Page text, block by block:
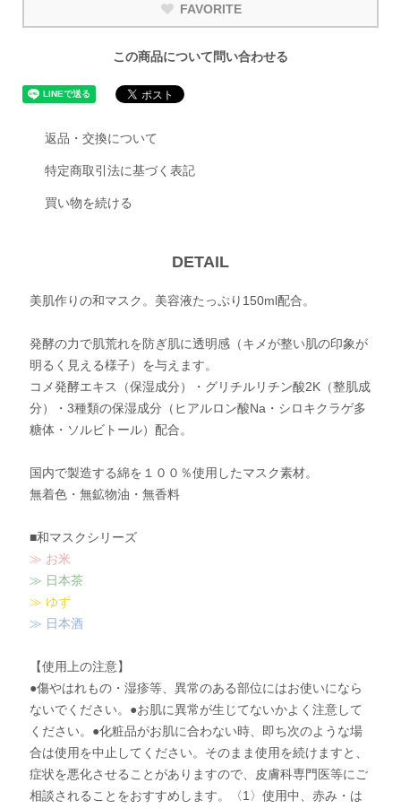
FAVORITE
この商品について問い合わせる
返品・交換について
特定商取引法に基づく表記
買い物を続ける
DETAIL
美肌作りの和マスク。美容液たっぷり150ml配合。
発酵の力で肌荒れを防ぎ肌に透明感（キメが整い肌の印象が
明るく見える様子）を与えます。
コメ発酵エキス（保湿成分）・グリチルリチン酸2K（整肌成
分）・3種類の保湿成分（ヒアルロン酸Na・シロキクラゲ多
糖体・ソルビトール）配合。
国内で製造する綿を１００％使用したマスク素材。
無着色・無鉱物油・無香料
■和マスクシリーズ
≫ お米
≫ 日本茶
≫ ゆず
≫ 日本酒
【使用上の注意】
●傷やはれもの・湿疹等、異常のある部位にはお使いになら
ないでください。●お肌に異常が生じてないかよく注意して
ください。●化粧品がお肌に合わない時、即ち次のような場
合は使用を中止してください。そのまま使用を続けますと、
症状を悪化させることがありますので、皮膚科専門医等にご
相談されることをおすすめします。〈1〉使用中、赤み・は